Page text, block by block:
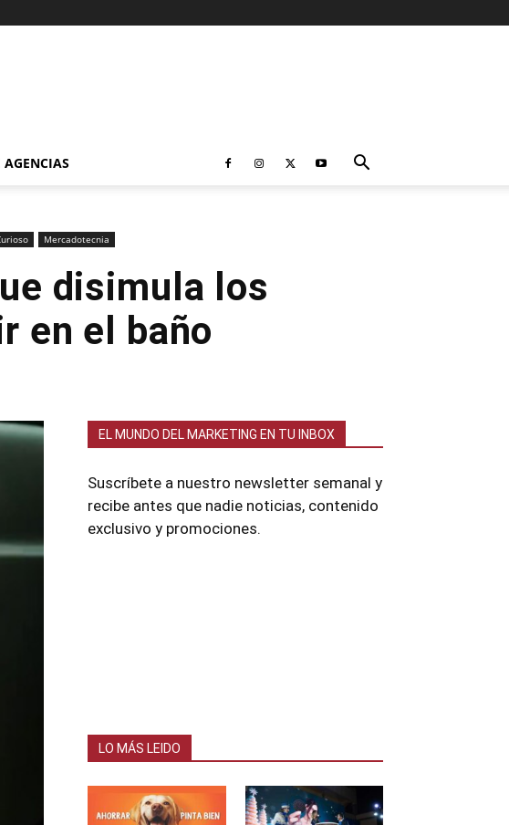
AGENCIAS
Mercadotecnia
disimula los
en el baño
EL MUNDO DEL MARKETING EN TU INBOX
Suscríbete a nuestro newsletter semanal y
recibe antes que nadie noticias, contenido
exclusivo y promociones.
LO MÁS LEIDO